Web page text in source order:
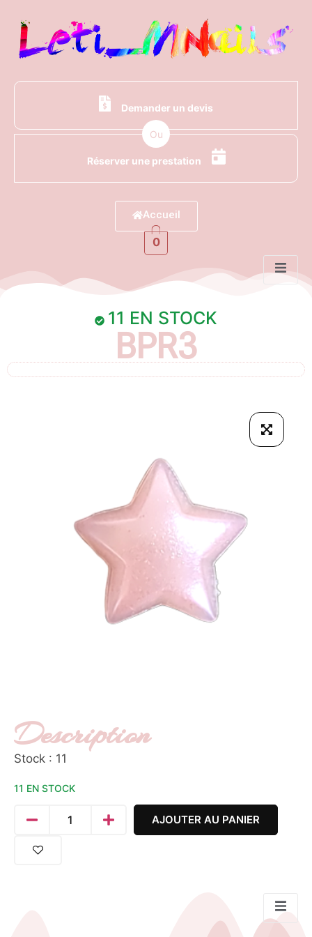
Demander un devis
Ou
Réserver une prestation
Accueil
0
11 EN STOCK
BPR3
Description
Stock : 11
11 EN STOCK
AJOUTER AU PANIER